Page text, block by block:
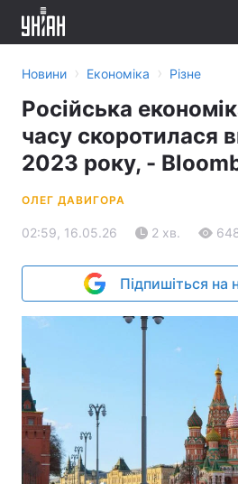
Новини › Економіка › Різне
Російська
часу скоротилася
2023 року, -
ОЛЕГ ДАВИГОРА
02:59, 16.05.26 2 хв.
Підпишіться на